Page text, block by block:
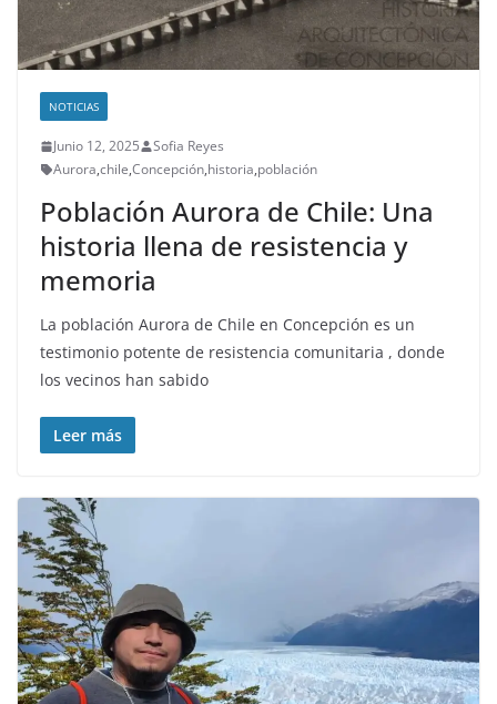
NOTICIAS
Junio 12, 2025
Sofia Reyes
Aurora,chile,Concepción,historia,población
Población Aurora de Chile: Una
historia llena de resistencia y
memoria
La población Aurora de Chile en Concepción es un
testimonio potente de resistencia comunitaria , donde
los vecinos han sabido
Leer más